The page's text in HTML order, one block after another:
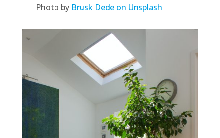
Photo by Brusk Dede on Unsplash